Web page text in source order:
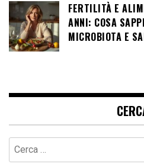
FERTILITÀ E
ANNI: COSA
MICROBIOTA E
Ricerca
per: